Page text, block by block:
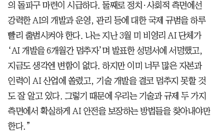
의 돌파구 마련이 시급하다. 둘째로 정치·사회적 측면에선
강력한 AI의 개발과 운영, 관리 등에 대한 국제 규범을 하루
빨리 출범시켜야 한다. 나는 지난 3월 미 비영리 AI 단체가
‘AI 개발을 6개월간 멈추자’며 발표한 성명서에 서명했고,
지금도 생각엔 변함이 없다. 하지만 이미 너무 많은 자본과
인력이 AI 산업에 쏠렸고, 기술 개발을 결코 멈추지 못할 것
도 잘 알고 있다. 그렇기 때문에 우리는 기술과 규제 두 가지
측면에서 확실하게 AI 안전을 보장하는 방법들을 찾아내야만
한다.”